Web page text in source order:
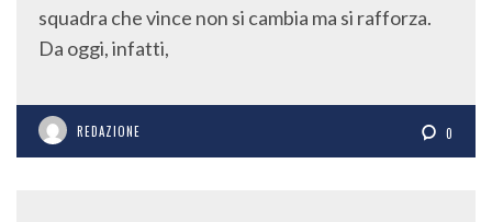
squadra che vince non si cambia ma si rafforza.
Da oggi, infatti,
REDAZIONE 0